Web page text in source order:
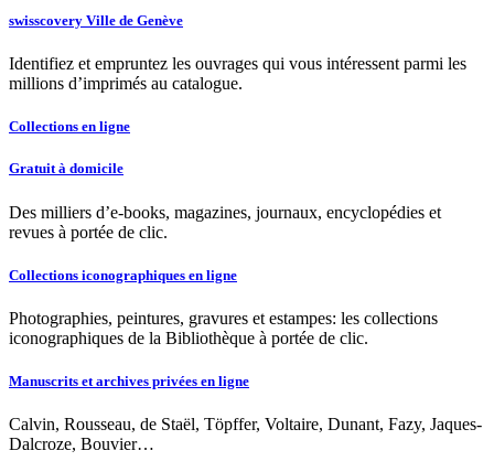
swisscovery Ville de Genève
Identifiez et empruntez les ouvrages qui vous intéressent parmi les
millions d’imprimés au catalogue.
Collections en ligne
Gratuit à domicile
Des milliers d’e-books, magazines, journaux, encyclopédies et
revues à portée de clic.
Collections iconographiques en ligne
Photographies, peintures, gravures et estampes: les collections
iconographiques de la Bibliothèque à portée de clic.
Manuscrits et archives privées en ligne
Calvin, Rousseau, de Staël, Töpffer, Voltaire, Dunant, Fazy, Jaques-
Dalcroze, Bouvier…